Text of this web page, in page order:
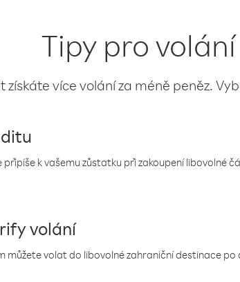
Tipy pro
získáte více volání za méně peněz.
připíše k vašemu zůstatku při zakoupení libovolné
volání
můžete volat do libovolné zahraniční destinace po